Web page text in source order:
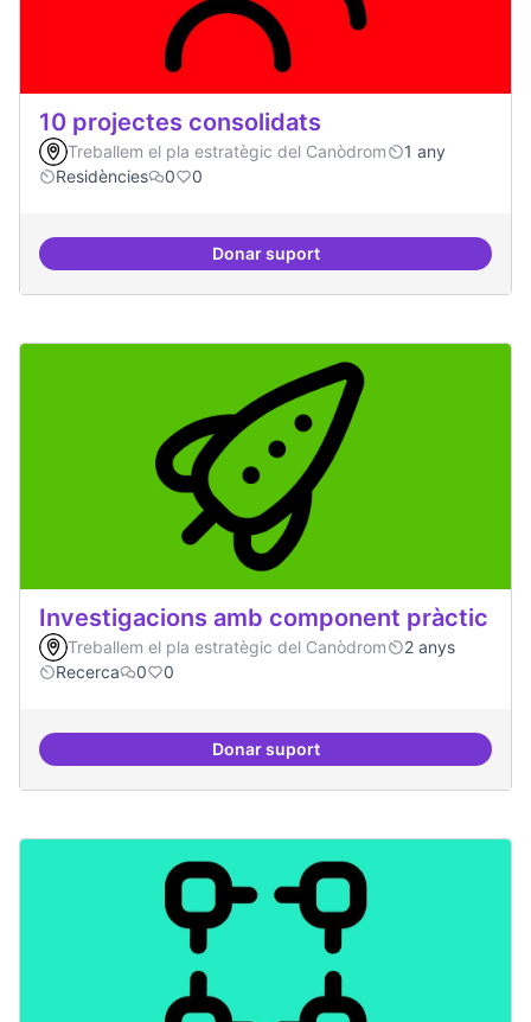
10 projectes consolidats
Treballem el pla estratègic del Canòdrom
1 any
Residències
0 0
Donar suport10 projectes consolidats
Investigacions amb component pràctic
Treballem el pla estratègic del Canòdrom
2 anys
Recerca
0 0
Donar suportInvestigacions amb component